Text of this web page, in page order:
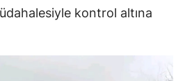
kontrol altına